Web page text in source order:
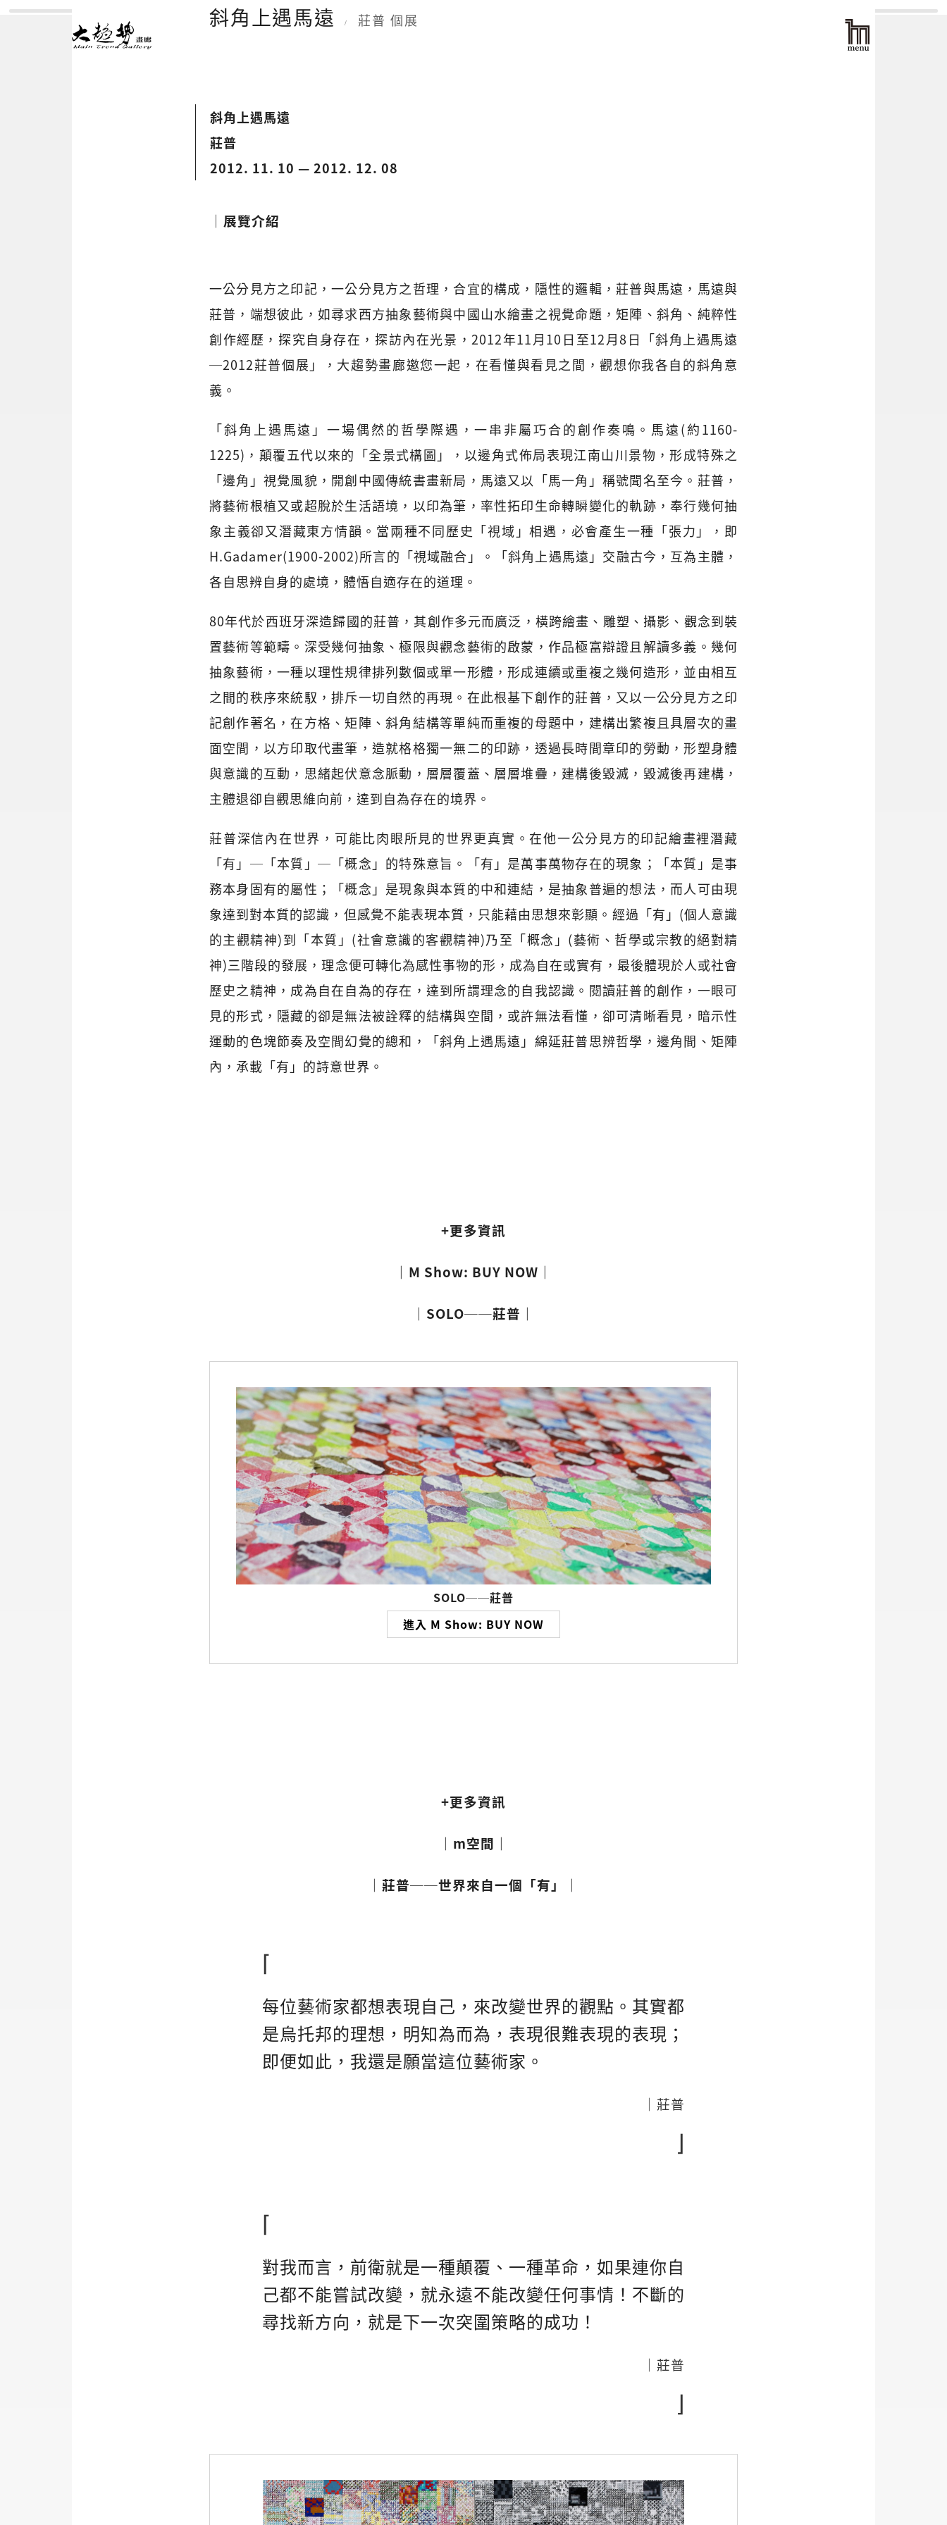
斜角上遇馬遠 / 莊普 個展
斜角上遇馬遠
莊普
2012. 11. 10 — 2012. 12. 08
│展覽介紹
一公分見方之印記，一公分見方之哲理，合宜的構成，隱性的邏輯，莊普與馬遠，馬遠與
莊普，端想彼此，如尋求西方抽象藝術與中國山水繪畫之視覺命題，矩陣、斜角、純粹性
創作經歷，探究自身存在，探訪內在光景，2012年11月10日至12月8日「斜角上遇馬遠
─2012莊普個展」，大趨勢畫廊邀您一起，在看懂與看見之間，觀想你我各自的斜角意
義。
「斜角上遇馬遠」一場偶然的哲學際遇，一串非屬巧合的創作奏鳴。馬遠(約1160-
1225)，顛覆五代以來的「全景式構圖」，以邊角式佈局表現江南山川景物，形成特殊之
「邊角」視覺風貌，開創中國傳統書畫新局，馬遠又以「馬一角」稱號聞名至今。莊普，
將藝術根植又或超脫於生活語境，以印為筆，率性拓印生命轉瞬變化的軌跡，奉行幾何抽
象主義卻又潛藏東方情韻。當兩種不同歷史「視域」相遇，必會產生一種「張力」，即
H.Gadamer(1900-2002)所言的「視域融合」。「斜角上遇馬遠」交融古今，互為主體，
各自思辨自身的處境，體悟自適存在的道理。
80年代於西班牙深造歸國的莊普，其創作多元而廣泛，橫跨繪畫、雕塑、攝影、觀念到裝
置藝術等範疇。深受幾何抽象、極限與觀念藝術的啟蒙，作品極富辯證且解讀多義。幾何
抽象藝術，一種以理性規律排列數個或單一形體，形成連續或重複之幾何造形，並由相互
之間的秩序來統馭，排斥一切自然的再現。在此根基下創作的莊普，又以一公分見方之印
記創作著名，在方格、矩陣、斜角結構等單純而重複的母題中，建構出繁複且具層次的畫
面空間，以方印取代畫筆，造就格格獨一無二的印跡，透過長時間章印的勞動，形塑身體
與意識的互動，思緒起伏意念脈動，層層覆蓋、層層堆疊，建構後毀滅，毀滅後再建構，
主體退卻自觀思維向前，達到自為存在的境界。
莊普深信內在世界，可能比肉眼所見的世界更真實。在他一公分見方的印記繪畫裡潛藏
「有」─「本質」─「概念」的特殊意旨。「有」是萬事萬物存在的現象；「本質」是事
務本身固有的屬性；「概念」是現象與本質的中和連結，是抽象普遍的想法，而人可由現
象達到對本質的認識，但感覺不能表現本質，只能藉由思想來彰顯。經過「有」(個人意識
的主觀精神)到「本質」(社會意識的客觀精神)乃至「概念」(藝術、哲學或宗教的絕對精
神)三階段的發展，理念便可轉化為感性事物的形，成為自在或實有，最後體現於人或社會
歷史之精神，成為自在自為的存在，達到所謂理念的自我認識。閱讀莊普的創作，一眼可
見的形式，隱藏的卻是無法被詮釋的結構與空間，或許無法看懂，卻可清晰看見，暗示性
運動的色塊節奏及空間幻覺的總和，「斜角上遇馬遠」綿延莊普思辨哲學，邊角間、矩陣
內，承載「有」的詩意世界。
+更多資訊
｜M Show: BUY NOW｜
｜ SOLO──莊普｜
SOLO──莊普
進入 M Show: BUY NOW
+更多資訊
｜m空間｜
｜莊普──世界來自一個「有」｜
⌈
每位藝術家都想表現自己，來改變世界的觀點。其實都
是烏托邦的理想，明知為而為，表現很難表現的表現；
即便如此，我還是願當這位藝術家。
｜莊普
⌋
⌈
對我而言，前衛就是一種顛覆、一種革命，如果連你自
己都不能嘗試改變，就永遠不能改變任何事情！不斷的
尋找新方向，就是下一次突圍策略的成功！
｜莊普
⌋